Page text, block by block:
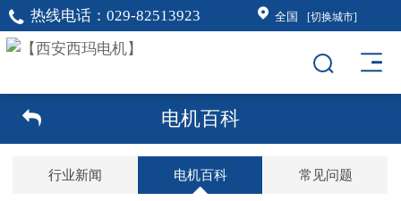
热线电话： 029-82513923 全国 [切换城市]
电机百科
行业新闻 电机百科 常见问题